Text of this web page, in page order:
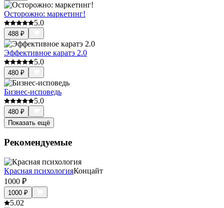
Осторожно: маркетинг!
5.0
488 ₽
Эффективное каратэ 2.0
5.0
480 ₽
Бизнес-исповедь
5.0
480 ₽
Показать ещё
Рекомендуемые
Красная психологияКонцайт
1000 ₽
1000 ₽
5.02